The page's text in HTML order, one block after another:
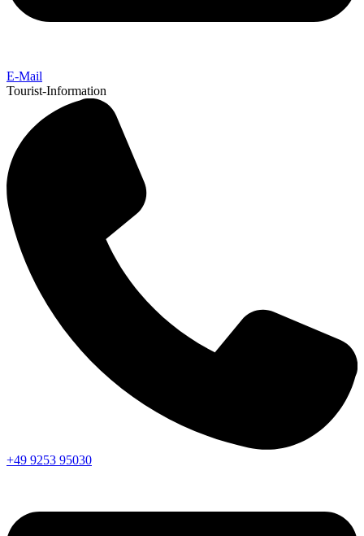
E-Mail
Tourist-Information
+49 9253 95030